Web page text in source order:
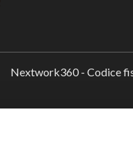
Nextwork360 - Codice